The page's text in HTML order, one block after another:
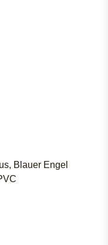
Blauer Engel